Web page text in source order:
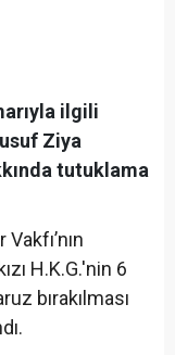
ilgili
Ziya
tutuklama
H.K.G.'nin 6
bırakılması